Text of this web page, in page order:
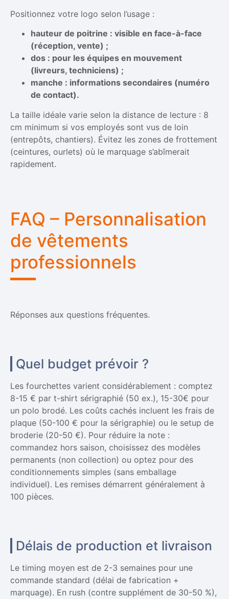
Positionnez votre logo selon l’usage :
hauteur de poitrine : visible en face-à-face
(réception, vente) ;
dos : pour les équipes en mouvement
(livreurs, techniciens) ;
manche : informations secondaires (numéro
de contact).
La taille idéale varie selon la distance de lecture : 8
cm minimum si vos employés sont vus de loin
(entrepôts, chantiers). Évitez les zones de frottement
(ceintures, ourlets) où le marquage s’abîmerait
rapidement.
FAQ – Personnalisation
de vêtements
professionnels
Réponses aux questions fréquentes.
Quel budget prévoir ?
Les fourchettes varient considérablement : comptez
8-15 € par t-shirt sérigraphié (50 ex.), 15-30€ pour
un polo brodé. Les coûts cachés incluent les frais de
plaque (50-100 € pour la sérigraphie) ou le setup de
broderie (20-50 €). Pour réduire la note :
commandez hors saison, choisissez des modèles
permanents (non collection) ou optez pour des
conditionnements simples (sans emballage
individuel). Les remises démarrent généralement à
100 pièces.
Délais de production et livraison
Le timing moyen est de 2-3 semaines pour une
commande standard (délai de fabrication +
marquage). En rush (contre supplément de 30-50 %),